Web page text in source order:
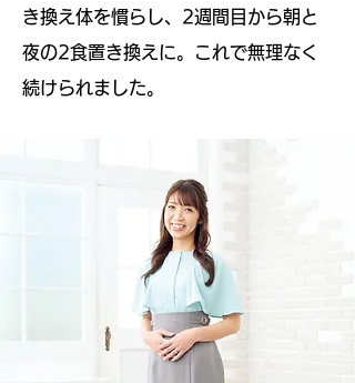
き換え体を慣らし、2週間目から朝と
夜の2食置き換えに。これで無理なく
続けられました。